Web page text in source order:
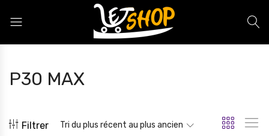
P30 MAX
Filtrer Tri du plus récent au plus ancien